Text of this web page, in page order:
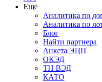
Еще
Аналитика по
Аналитика по
Блог
Найти партнера
Анкета ЭЦП
ОКЭД
ТН ВЭД
КАТО